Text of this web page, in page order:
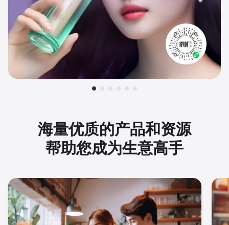
海量优质的产品和资源
帮助您成为生意高手